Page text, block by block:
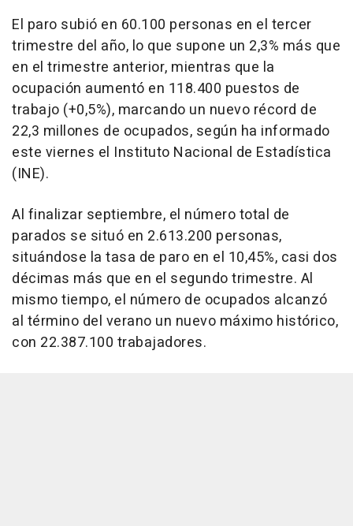
El paro subió en 60.100 personas en el tercer
trimestre del año, lo que supone un 2,3% más que
en el trimestre anterior, mientras que la
ocupación aumentó en 118.400 puestos de
trabajo (+0,5%), marcando un nuevo récord de
22,3 millones de ocupados, según ha informado
este viernes el Instituto Nacional de Estadística
(INE).
Al finalizar septiembre, el número total de
parados se situó en 2.613.200 personas,
situándose la tasa de paro en el 10,45%, casi dos
décimas más que en el segundo trimestre. Al
mismo tiempo, el número de ocupados alcanzó
al término del verano un nuevo máximo histórico,
con 22.387.100 trabajadores.